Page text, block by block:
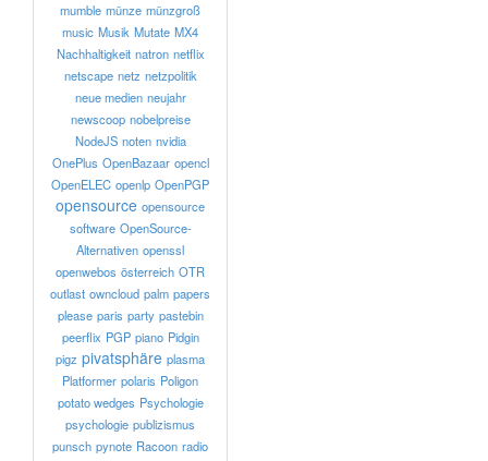
mumble münze münzgroß
music Musik Mutate MX4
Nachhaltigkeit natron netflix
netscape netz netzpolitik
neue medien neujahr
newscoop nobelpreise
NodeJS noten nvidia
OnePlus OpenBazaar opencl
OpenELEC openlp OpenPGP
opensource opensource
software OpenSource-
Alternativen openssl
openwebos österreich OTR
outlast owncloud palm papers
please paris party pastebin
peerflix PGP piano Pidgin
pigz pivatsphäre plasma
Platformer polaris Poligon
potato wedges Psychologie
psychologie publizismus
punsch pynote Racoon radio